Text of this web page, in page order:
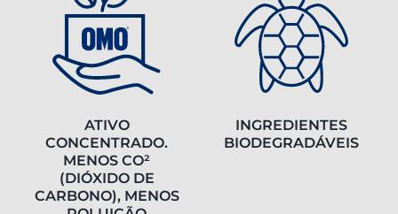
ATIVO
CONCENTRADO.
MENOS CO²
(DIÓXIDO DE
CARBONO), MENOS
INGREDIENTES
BIODEGRADÁVEIS